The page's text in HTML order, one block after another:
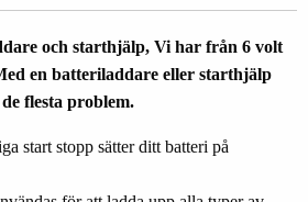
och starthjälp, Vi har från 6 volt
en batteriladdare eller starthjälp
flesta problem.
start stopp sätter ditt batteri på